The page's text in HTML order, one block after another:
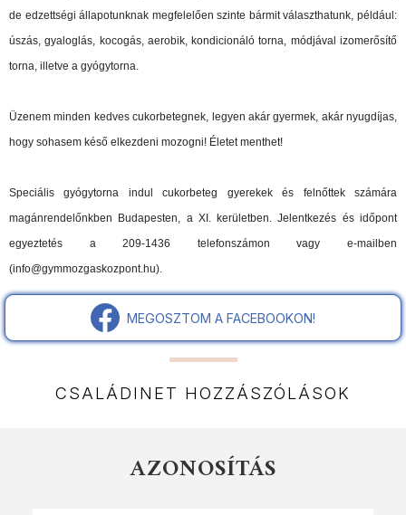
de edzettségi állapotunknak megfelelően szinte bármit választhatunk, például:
úszás, gyaloglás, kocogás, aerobik, kondicionáló torna, módjával izomerősítő
torna, illetve a gyógytorna.
Üzenem minden kedves cukorbetegnek, legyen akár gyermek, akár nyugdíjas,
hogy sohasem késő elkezdeni mozogni! Életet menthet!
Speciális gyógytorna indul cukorbeteg gyerekek és felnőttek számára
magánrendelőnkben Budapesten, a XI. kerületben. Jelentkezés és időpont
egyeztetés a 209-1436 telefonszámon vagy e-mailben
(info@gymmozgaskozpont.hu).
MEGOSZTOM A FACEBOOKON!
CSALÁDINET HOZZÁSZÓLÁSOK
AZONOSÍTÁS